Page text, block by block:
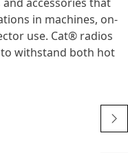
in machines, on-
Cat® radios
to withstand both hot